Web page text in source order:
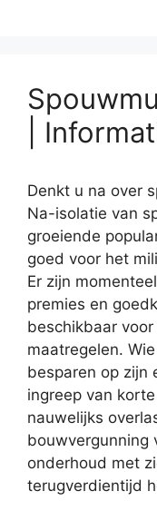
|
Denkt u na over
Na-isolatie van
groeiende
goed voor het
Er zijn
premies en
beschikbaar
maatregelen.
besparen op zijn
ingreep van
nauwelijks
bouwvergunning
onderhoud met
terugverdientijd